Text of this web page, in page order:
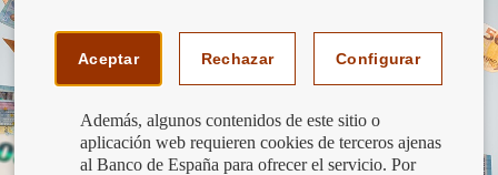
Aceptar Rechazar Configurar
Además, algunos contenidos de este sitio o
aplicación web requieren cookies de terceros ajenas
al Banco de España para ofrecer el servicio. Por